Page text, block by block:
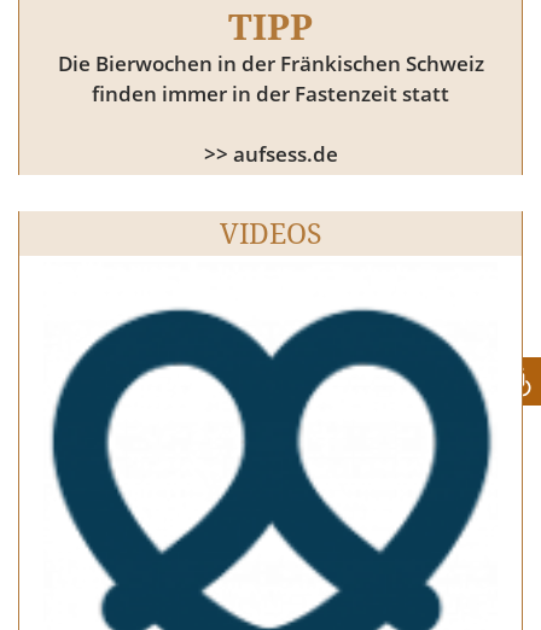
TIPP
Die Bierwochen in der Fränkischen Schweiz
finden immer in der Fastenzeit statt
>> aufsess.de
VIDEOS